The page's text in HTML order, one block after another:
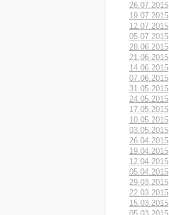
26.07.2015
19.07.2015
12.07.2015
05.07.2015
28.06.2015
21.06.2015
14.06.2015
07.06.2015
31.05.2015
24.05.2015
17.05.2015
10.05.2015
03.05.2015
26.04.2015
19.04.2015
12.04.2015
05.04.2015
29.03.2015
22.03.2015
15.03.2015